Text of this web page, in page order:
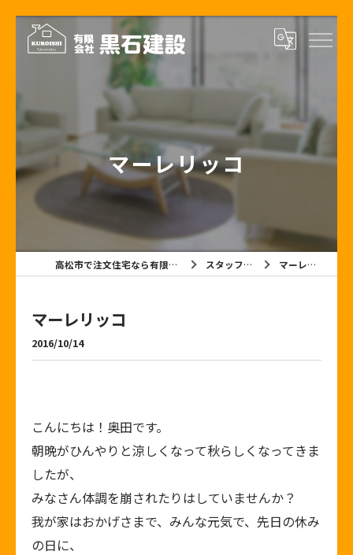
マーレリッコ
高松市で注文住宅なら有限会社黒石建設 スタッフブログ マーレリッコ
マーレリッコ
2016/10/14
こんにちは！奥田です。
朝晩がひんやりと涼しくなって秋らしくなってきま
したが、
みなさん体調を崩されたりはしていませんか？
我が家はおかげさまで、みんな元気で、先日の休み
の日に、